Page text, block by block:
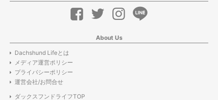
About Us
Dachshund Lifeとは
メディア運営ポリシー
プライバシーポリシー
運営会社/お問合せ
ダックスフンドライフTOP